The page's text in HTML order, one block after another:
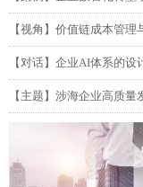
【视角】价值链成本管
【对话】企业AI体系的
【主题】涉海企业高质